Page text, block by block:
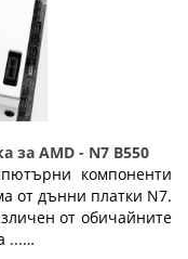
за AMD - N7 B550
компоненти
от дънни платки N7.
от обичайните
...…